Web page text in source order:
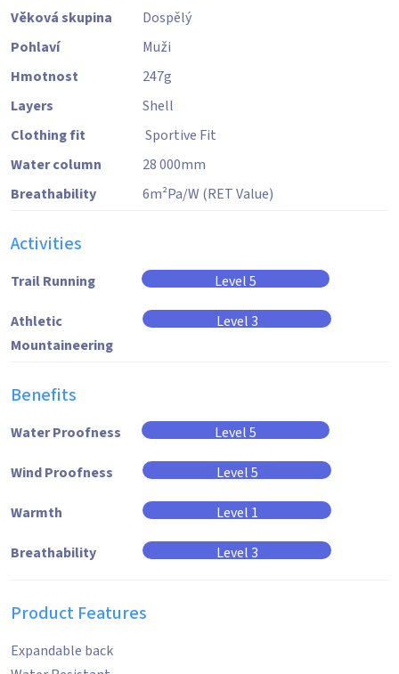
Věková skupina
Dospělý
Pohlaví
Muži
Hmotnost
247g
Layers
Shell
Clothing fit
Sportive Fit
Water column
28 000mm
Breathability
6m²Pa/W (RET Value)
Activities
Trail Running Level 5
Athletic
Mountaineering
Level 3
Benefits
Water Proofness Level 5
Wind Proofness Level 5
Warmth Level 1
Breathability Level 3
Product Features
Expandable back